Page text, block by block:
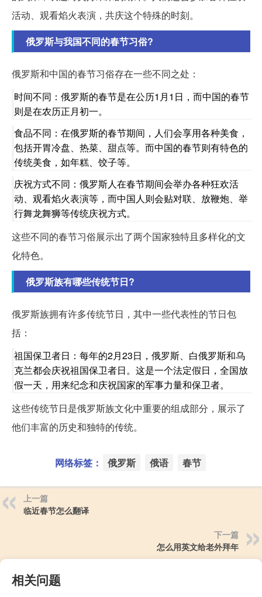
活动、观看焰火表演，共庆这个特殊的时刻。
俄罗斯与我国不同的春节习俗?
俄罗斯和中国的春节习俗存在一些不同之处：
时间不同：俄罗斯的春节是在公历1月1日，而中国的春节
则是在农历正月初一。
食品不同：在俄罗斯的春节期间，人们会享用各种美食，
包括开胃冷盘、热菜、甜点等。而中国的春节则有特色的
传统美食，如年糕、饺子等。
庆祝方式不同：俄罗斯人在春节期间会举办各种狂欢活
动、观看焰火表演等，而中国人则会贴对联、放鞭炮、举
行舞龙舞狮等传统庆祝方式。
这些不同的春节习俗展示出了两个国家独特且多样化的文
化特色。
俄罗斯族有哪些传统节日?
俄罗斯族拥有许多传统节日，其中一些代表性的节日包
括：
祖国保卫者日：每年的2月23日，俄罗斯、白俄罗斯和乌
克兰都会庆祝祖国保卫者日。这是一个法定假日，全国放
假一天，用来纪念和庆祝国家的军事力量和保卫者。
这些传统节日是俄罗斯族文化中重要的组成部分，展示了
他们丰富的历史和独特的传统。
网络标签： 俄罗斯 俄语 春节
上一篇
临近春节怎么翻译
下一篇
怎么用英文给老外拜年
相关问题